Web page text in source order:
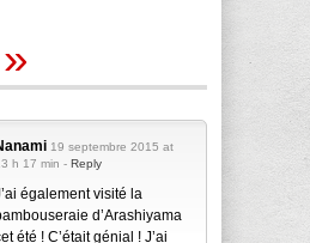
»
19 septembre 2015 at
h 17 min - Reply
également visité la
d’Arashiyama
été ! C’était génial ! J’ai